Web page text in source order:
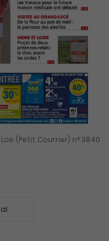
(Petit Courrier) n° 3840